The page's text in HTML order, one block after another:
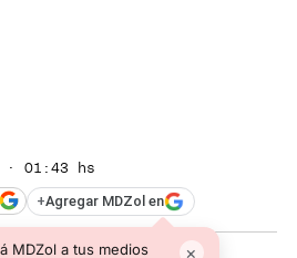
· 01:43 hs
+Agregar MDZol en
MDZol a tus medios
×